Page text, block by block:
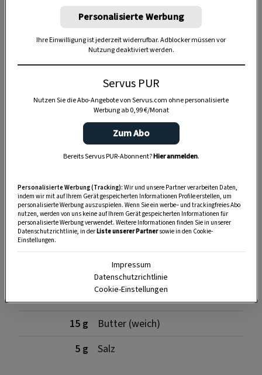
SPEICHERN DRUCKEN
250 g
glattes Mehl
10 g
frische Germ
Milch
125 ml
lauwarmes Wasser
15 g
Butter (weich)
5 g
Salz
Personalisierte Werbung
Ihre Einwilligung ist jederzeit widerrufbar. Adblocker müssen vor
Nutzung deaktiviert werden.
Servus PUR
Nutzen Sie die Abo-Angebote von Servus.com ohne personalisierte
Werbung ab 0,99 €/Monat
Zum Abo
Bereits Servus PUR-Abonnent?Hier anmelden.
Personalisierte Werbung (Tracking): Wir und unsere Partner verarbeiten Daten,
indem wir mit auf Ihrem Gerät gespeicherten Informationen Profile erstellen, um
personalisierte Werbung auszuspielen. Wenn Sie ein werbe– und trackingfreies Abo
nutzen, werden von uns keine auf Ihrem Gerät gespeicherten Informationen für
personalisierte Werbung verwendet. Weitere Informationen finden Sie in unserer
Datenschutzrichtlinie, in derListe unserer Partnersowie in den Cookie-
Einstellungen.
Impressum
Datenschutzrichtlinie
Cookie-Einstellungen